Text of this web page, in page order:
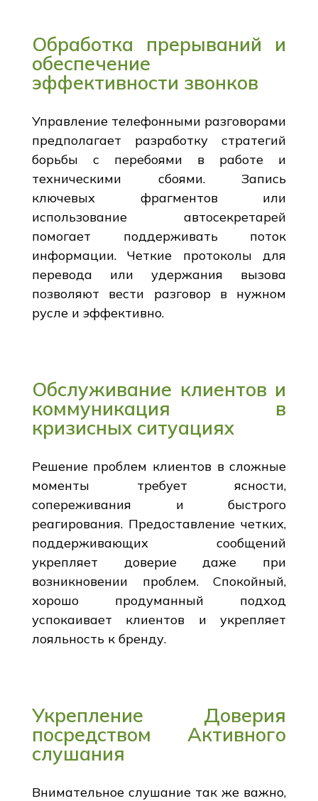
Обработка прерываний и
обеспечение
эффективности звонков
Управление телефонными разговорами
предполагает разработку стратегий
борьбы с перебоями в работе и
техническими сбоями. Запись
ключевых фрагментов или
использование автосекретарей
помогает поддерживать поток
информации. Четкие протоколы для
перевода или удержания вызова
позволяют вести разговор в нужном
русле и эффективно.
Обслуживание клиентов и
коммуникация в
кризисных ситуациях
Решение проблем клиентов в сложные
моменты требует ясности,
сопереживания и быстрого
реагирования. Предоставление четких,
поддерживающих сообщений
укрепляет доверие даже при
возникновении проблем. Спокойный,
хорошо продуманный подход
успокаивает клиентов и укрепляет
лояльность к бренду.
Укрепление Доверия
посредством Активного
слушания
Внимательное слушание так же важно,